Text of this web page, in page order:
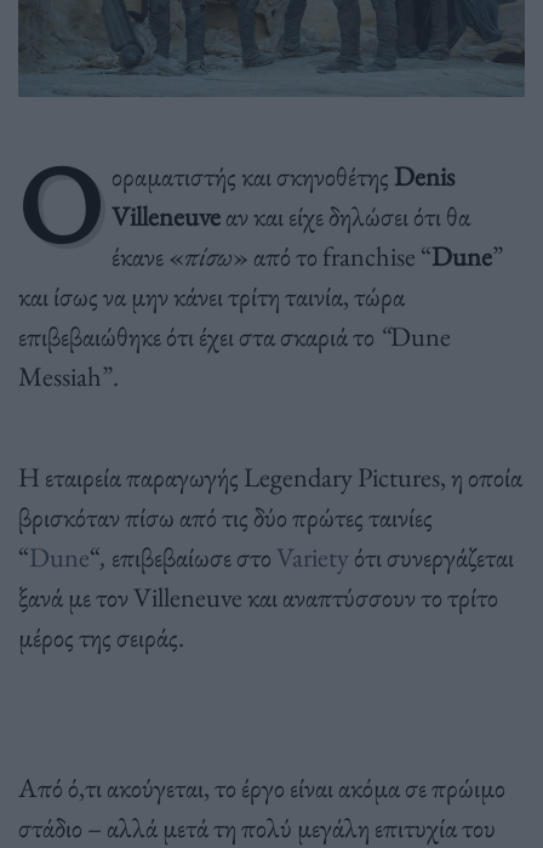
Ο οραματιστής και σκηνοθέτης Denis
Villeneuveαν και είχε δηλώσει ότι θα
έκανε «πίσω» από το franchise “Dune”
και ίσως να μην κάνει τρίτη ταινία, τώρα
επιβεβαιώθηκε ότι έχει στα σκαριά το “Dune
Messiah”.
Η εταιρεία παραγωγής Legendary Pictures, η οποία
βρισκόταν πίσω από τις δύο πρώτες ταινίες
“Dune“, επιβεβαίωσε στοVariety ότι συνεργάζεται
ξανά με τον Villeneuve και αναπτύσσουν το τρίτο
μέρος της σειράς.
Από ό,τι ακούγεται, το έργο είναι ακόμα σε πρώιμο
στάδιο – αλλά μετά τη πολύ μεγάλη επιτυχία του